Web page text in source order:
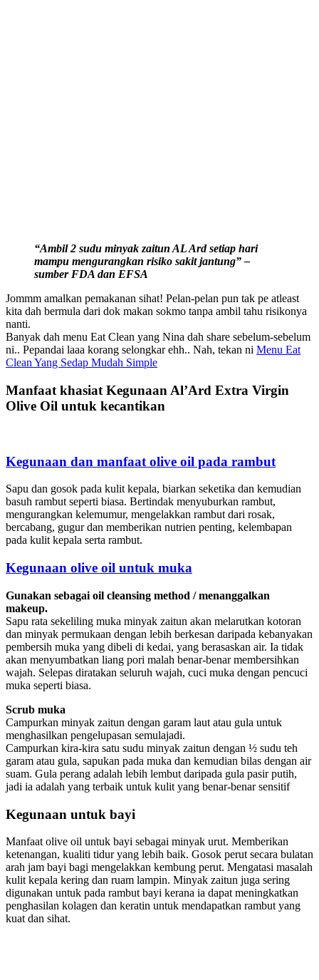
“Ambil 2 sudu minyak zaitun AL Ard setiap hari
mampu mengurangkan risiko sakit jantung” –
sumber FDA dan EFSA
Jommm amalkan pemakanan sihat! Pelan-pelan pun tak pe atleast
kita dah bermula dari dok makan sokmo tanpa ambil tahu risikonya
nanti.
Banyak dah menu Eat Clean yang Nina dah share sebelum-sebelum
ni.. Pepandai laaa korang selongkar ehh.. Nah, tekan ni Menu Eat
Clean Yang Sedap Mudah Simple
Manfaat khasiat Kegunaan Al’Ard Extra Virgin
Olive Oil untuk kecantikan
Kegunaan dan manfaat olive oil pada rambut
Sapu dan gosok pada kulit kepala, biarkan seketika dan kemudian
basuh rambut seperti biasa. Bertindak menyuburkan rambut,
mengurangkan kelemumur, mengelakkan rambut dari rosak,
bercabang, gugur dan memberikan nutrien penting, kelembapan
pada kulit kepala serta rambut.
Kegunaan olive oil untuk muka
Gunakan sebagai oil cleansing method / menanggalkan
makeup.
Sapu rata sekeliling muka minyak zaitun akan melarutkan kotoran
dan minyak permukaan dengan lebih berkesan daripada kebanyakan
pembersih muka yang dibeli di kedai, yang berasaskan air. Ia tidak
akan menyumbatkan liang pori malah benar-benar membersihkan
wajah. Selepas diratakan seluruh wajah, cuci muka dengan pencuci
muka seperti biasa.
Scrub muka
Campurkan minyak zaitun dengan garam laut atau gula untuk
menghasilkan pengelupasan semulajadi.
Campurkan kira-kira satu sudu minyak zaitun dengan ½ sudu teh
garam atau gula, sapukan pada muka dan kemudian bilas dengan air
suam. Gula perang adalah lebih lembut daripada gula pasir putih,
jadi ia adalah yang terbaik untuk kulit yang benar-benar sensitif
Kegunaan untuk bayi
Manfaat olive oil untuk bayi sebagai minyak urut. Memberikan
ketenangan, kualiti tidur yang lebih baik. Gosok perut secara bulatan
arah jam bayi bagi mengelakkan kembung perut. Mengatasi masalah
kulit kepala kering dan ruam lampin. Minyak zaitun juga sering
digunakan untuk pada rambut bayi kerana ia dapat meningkatkan
penghasilan kolagen dan keratin untuk mendapatkan rambut yang
kuat dan sihat.